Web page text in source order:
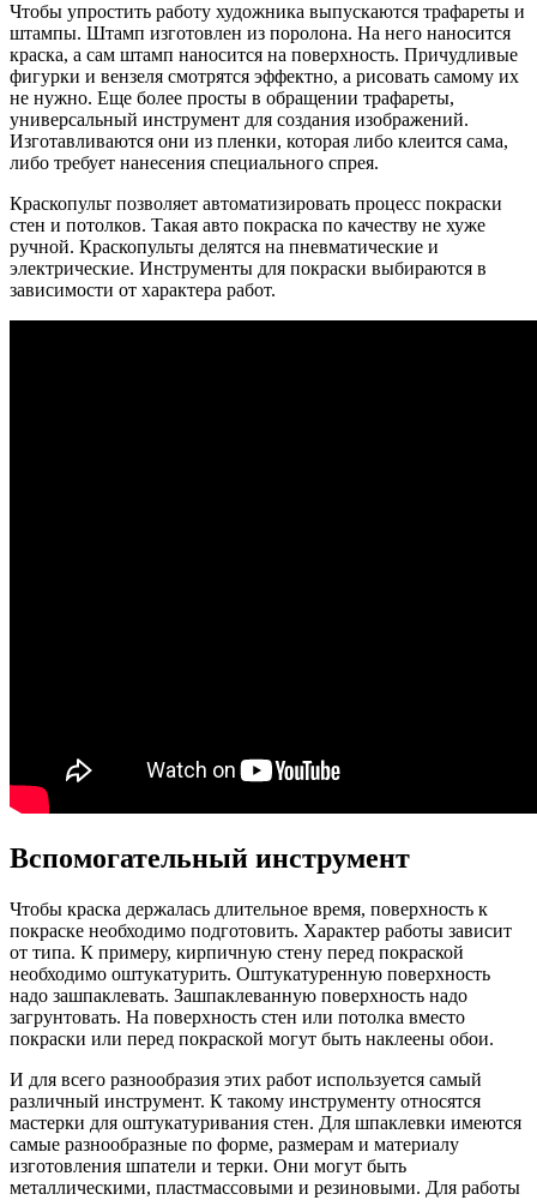
Чтобы упростить работу художника выпускаются трафареты и
штампы. Штамп изготовлен из поролона. На него наносится
краска, а сам штамп наносится на поверхность. Причудливые
фигурки и вензеля смотрятся эффектно, а рисовать самому их
не нужно. Еще более просты в обращении трафареты,
универсальный инструмент для создания изображений.
Изготавливаются они из пленки, которая либо клеится сама,
либо требует нанесения специального спрея.
Краскопульт позволяет автоматизировать процесс покраски
стен и потолков. Такая авто покраска по качеству не хуже
ручной. Краскопульты делятся на пневматические и
электрические. Инструменты для покраски выбираются в
зависимости от характера работ.
Вспомогательный инструмент
Чтобы краска держалась длительное время, поверхность к
покраске необходимо подготовить. Характер работы зависит
от типа. К примеру, кирпичную стену перед покраской
необходимо оштукатурить. Оштукатуренную поверхность
надо зашпаклевать. Зашпаклеванную поверхность надо
загрунтовать. На поверхность стен или потолка вместо
покраски или перед покраской могут быть наклеены обои.
И для всего разнообразия этих работ используется самый
различный инструмент. К такому инструменту относятся
мастерки для оштукатуривания стен. Для шпаклевки имеются
самые разнообразные по форме, размерам и материалу
изготовления шпатели и терки. Они могут быть
металлическими, пластмассовыми и резиновыми. Для работы